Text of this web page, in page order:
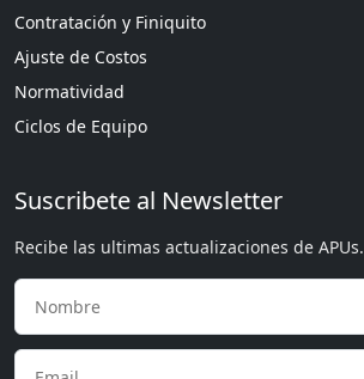
Contratación y Finiquito
Ajuste de Costos
Normatividad
Ciclos de Equipo
Suscribete al Newsletter
Recibe las ultimas actualizaciones de APUs.